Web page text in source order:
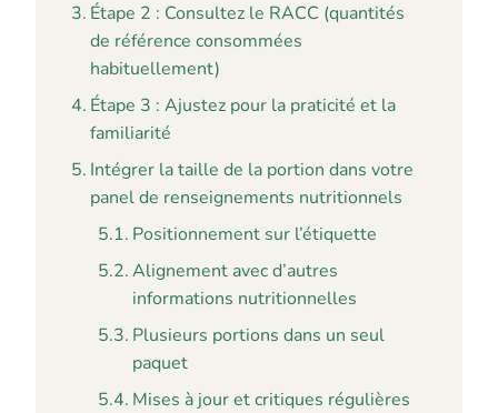
Étape 2 : Consultez le RACC (quantités
de référence consommées
habituellement)
Étape 3 : Ajustez pour la praticité et la
familiarité
Intégrer la taille de la portion dans votre
panel de renseignements nutritionnels
Positionnement sur l’étiquette
Alignement avec d’autres
informations nutritionnelles
Plusieurs portions dans un seul
paquet
Mises à jour et critiques régulières